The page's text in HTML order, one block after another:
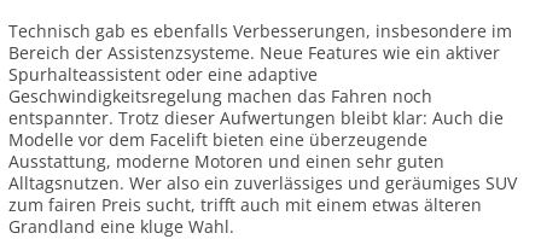
Technisch gab es ebenfalls Verbesserungen, insbesondere im
Bereich der Assistenzsysteme. Neue Features wie ein aktiver
Spurhalteassistent oder eine adaptive
Geschwindigkeitsregelung machen das Fahren noch
entspannter. Trotz dieser Aufwertungen bleibt klar: Auch die
Modelle vor dem Facelift bieten eine überzeugende
Ausstattung, moderne Motoren und einen sehr guten
Alltagsnutzen. Wer also ein zuverlässiges und geräumiges SUV
zum fairen Preis sucht, trifft auch mit einem etwas älteren
Grandland eine kluge Wahl.